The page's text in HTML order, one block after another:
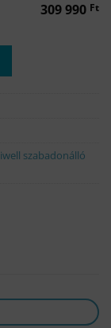
309 990 Ft
szabadonálló